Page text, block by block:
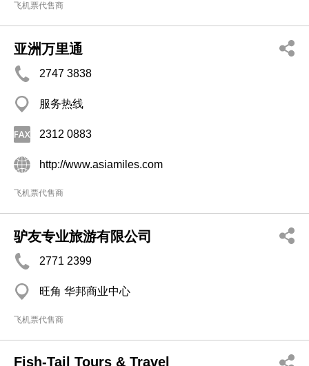
飞机票代售商
亚洲万里通
2747 3838
服务热线
2312 0883
http://www.asiamiles.com
飞机票代售商
驴友专业旅游有限公司
2771 2399
旺角 华邦商业中心
飞机票代售商
Fish-Tail Tours & Travel